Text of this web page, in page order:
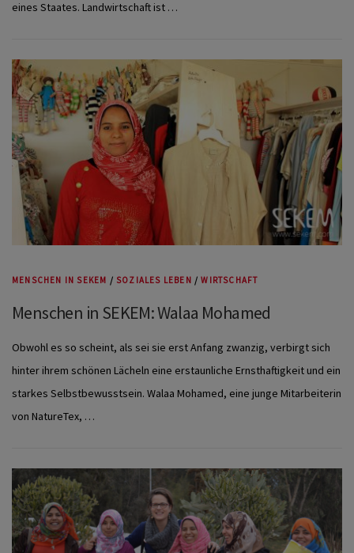
eines Staates. Landwirtschaft ist …
MENSCHEN IN SEKEM / SOZIALES LEBEN /WIRTSCHAFT
Menschen in SEKEM: Walaa Mohamed
Obwohl es so scheint, als sei sie erst Anfang zwanzig, verbirgt sich
hinter ihrem schönen Lächeln eine erstaunliche Ernsthaftigkeit und ein
starkes Selbstbewusstsein. Walaa Mohamed, eine junge Mitarbeiterin
von NatureTex, …